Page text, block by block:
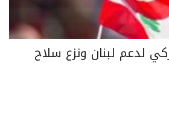
لدعم لبنان ونزع سلاح